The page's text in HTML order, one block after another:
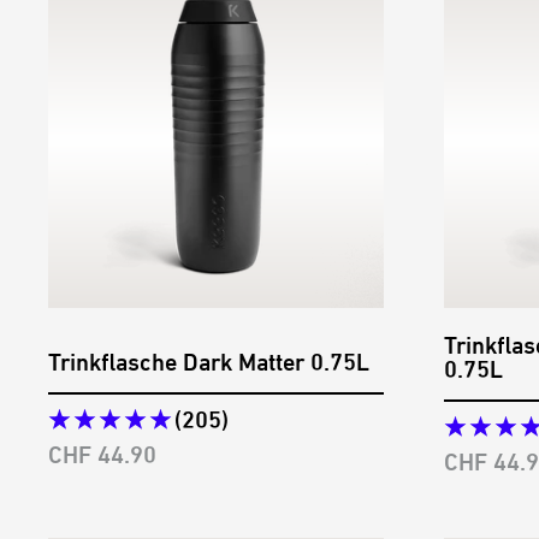
Trinkflasche Dark Matter 0.75L
(205)
Angebotspreis
CHF 44.90
0.75L
CHF
mehr von
exklusiven